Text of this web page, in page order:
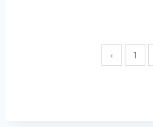
‹ 1